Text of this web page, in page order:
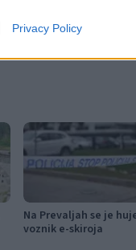
Privacy Policy
Na Prevaljah se je
voznik e-skiroja